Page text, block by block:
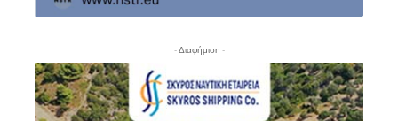
- Διαφήμιση -